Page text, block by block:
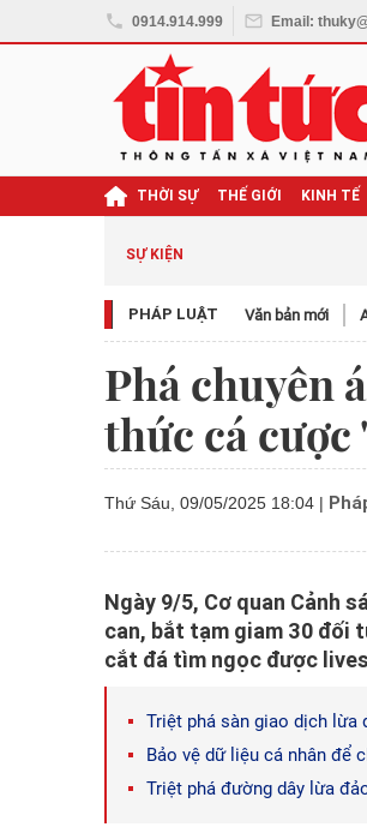
0914.914.999 Email:
THỜI SỰ THẾ GIỚI KINH TẾ
SỰ KIỆN
PHÁP LUẬT Văn bản mới
Phá chuyên
thức cá cược
Thứ Sáu, 09/05/2025 18:04 |
Ngày 9/5, Cơ quan Cảnh
can, bắt tạm giam 30 đối
cắt đá tìm ngọc được
Triệt phá sàn giao dịch
Bảo vệ dữ liệu cá nhân để
Triệt phá đường dây lừa